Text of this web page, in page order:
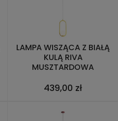
LAMPA WISZĄCA Z BIAŁĄ
KULĄ RIVA
MUSZTARDOWA
439,00 zł